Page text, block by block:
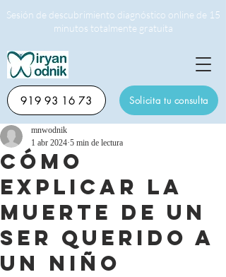
Solicita tu consulta
919 93 16 73
Sesión de descubrimiento diagnóstico online de 15
minutos totalmente gratuita
Cómo
explicar la
muerte de un
ser querido a
un niño
mnwodnik
1 abr 2024 5 min de lectura